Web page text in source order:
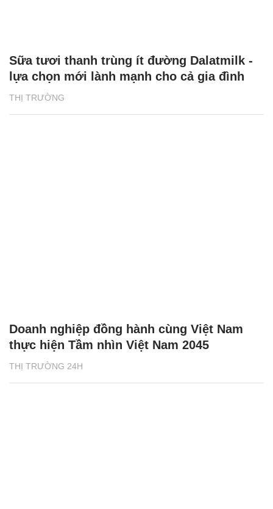
THỊ TRƯỜNG
Sữa tươi thanh trùng ít đường Dalatmilk -
lựa chọn mới lành mạnh cho cả gia đình
THỊ TRƯỜNG 24H
Doanh nghiệp đồng hành cùng Việt Nam
thực hiện Tầm nhìn Việt Nam 2045